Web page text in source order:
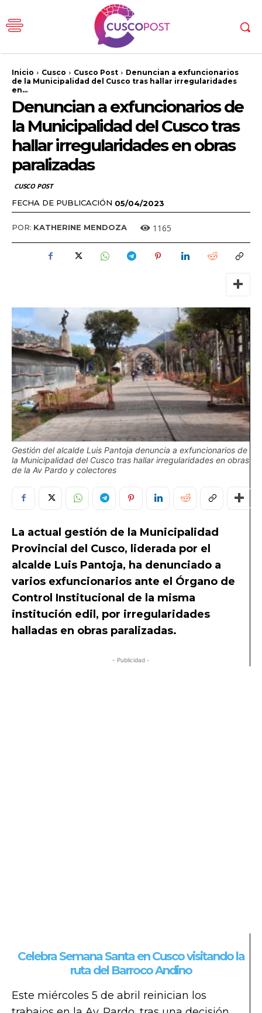
Inicio Cusco Cusco Post
Denuncian a exfuncionarios
de la Municipalidad del Cusco tras hallar irregularidades
en...
Denuncian a exfuncionarios de
la Municipalidad del Cusco tras
hallar irregularidades en obras
paralizadas
CUSCO POST
FECHA DE PUBLICACIÓN 05/04/2023
POR: KATHERINE MENDOZA 1165
Gestión del alcalde Luis Pantoja denuncia a exfuncionarios de
la Municipalidad del Cusco tras hallar irregularidades en obras
de la Av Pardo y colectores
La actual gestión de la Municipalidad
Provincial del Cusco, liderada por el
alcalde Luis Pantoja, ha denunciado a
varios exfuncionarios ante el Órgano de
Control Institucional de la misma
institución edil, por irregularidades
halladas en obras paralizadas.
- Publicidad -
Celebra Semana Santa en Cusco visitando la
ruta del Barroco Andino
Este miércoles 5 de abril reinician los